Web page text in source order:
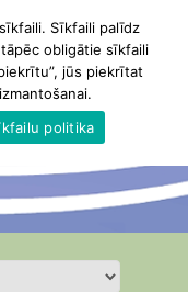
Sīkfaili palīdz
obligātie sīkfaili
jūs piekrītat
politika